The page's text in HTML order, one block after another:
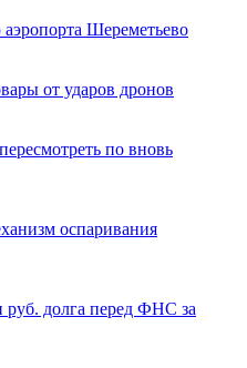
Шереметьево
от ударов дронов
по вновь
оспаривания
руб. долга перед ФНС за